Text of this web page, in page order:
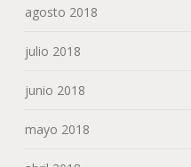
agosto 2018
julio 2018
junio 2018
mayo 2018